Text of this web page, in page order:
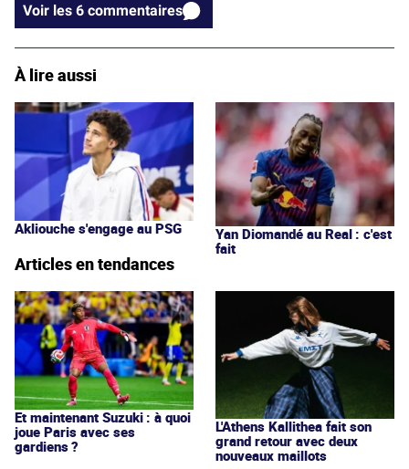
Voir les 6 commentaires
À lire aussi
Akliouche s'engage au PSG
Yan Diomandé au Real : c'est
fait
Articles en tendances
Et maintenant Suzuki : à quoi
joue Paris avec ses
gardiens ?
L'Athens Kallithea fait son
grand retour avec deux
nouveaux maillots